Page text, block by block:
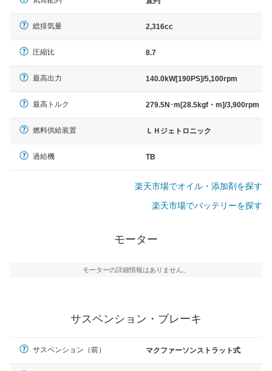
総排気量 2,316cc
圧縮比 8.7
最高出力 140.0kW[190PS]/5,100rpm
最高トルク 279.5N･m[28.5kgf・m]/3,900rpm
燃料供給装置 ＬＨジェトロニック
過給機 TB
楽天市場でオイル・添加剤を探す
楽天市場でバッテリーを探す
モーター
モーターの詳細情報はありません。
サスペンション・ブレーキ
サスペンション（前） マクファーソンストラット式